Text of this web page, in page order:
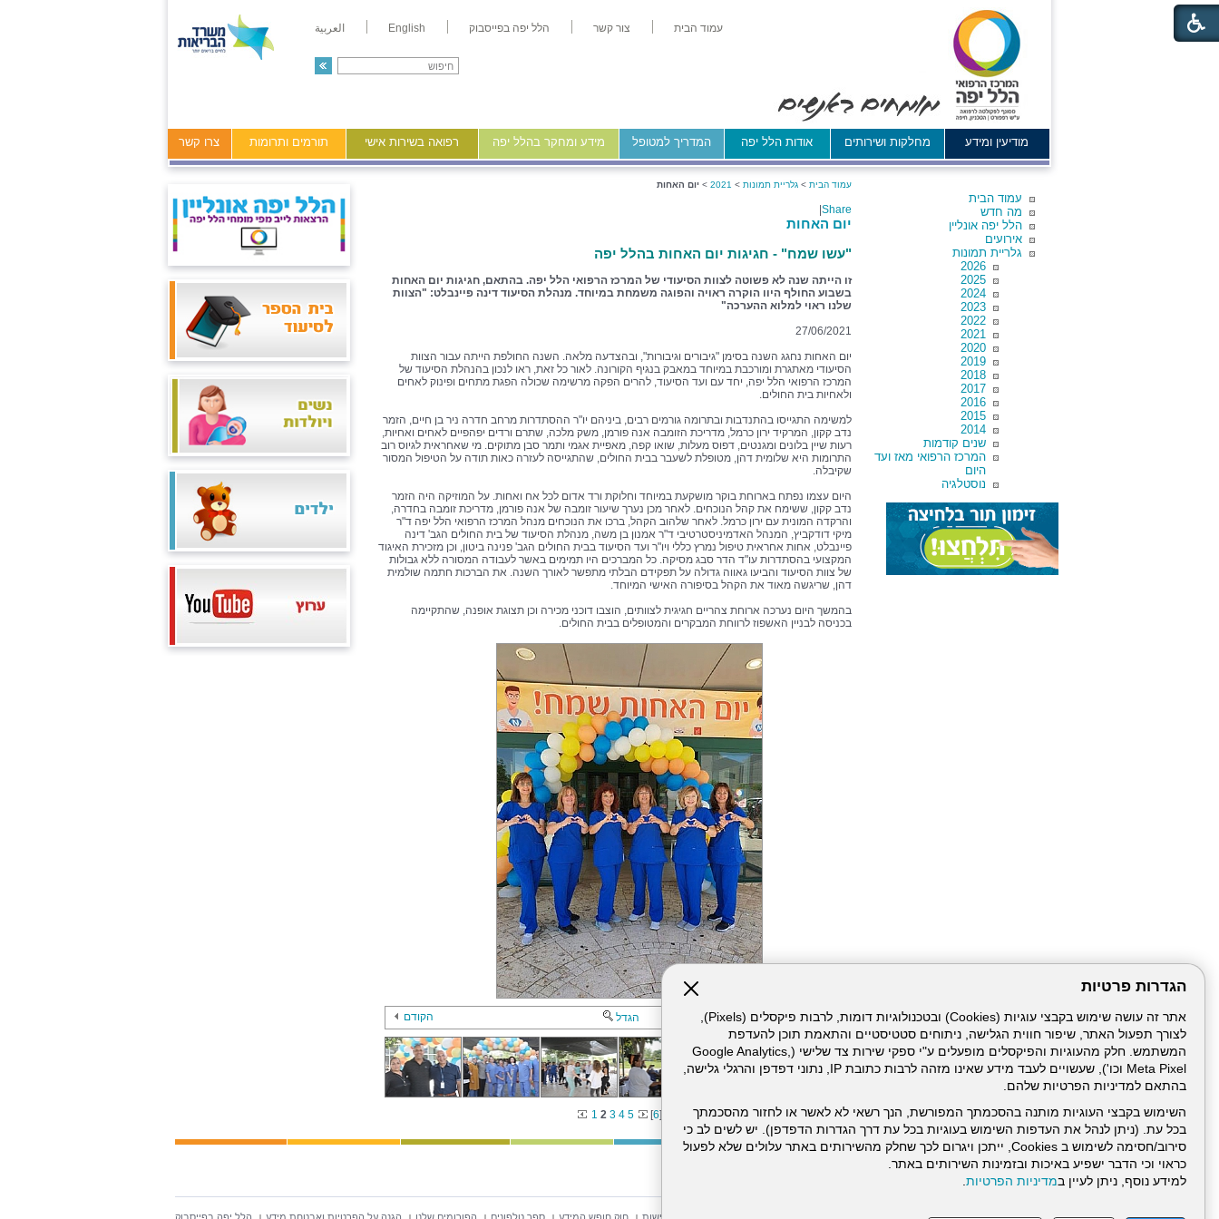
הגדרות פרטיות
אתר זה עושה שימוש בקבצי עוגיות (Cookies) ובטכנולוגיות דומות, לרבות פיקסלים (Pixels),
לצורך תפעול האתר, שיפור חווית הגלישה, ניתוחים סטטיסטיים והתאמת תוכן להעדפת
המשתמש. חלק מהעוגיות והפיקסלים מופעלים ע"י ספקי שירות צד שלישי (Google Analytics,
Meta Pixel וכו'), שעשויים לעבד מידע שאינו מזהה לרבות כתובת IP, נתוני דפדפן והרגלי גלישה,
בהתאם למדיניות הפרטיות שלהם.
השימוש בקבצי העוגיות מותנה בהסכמתך המפורשת, הנך רשאי לא לאשר או לחזור מהסכמתך
בכל עת. (ניתן לנהל את העדפות השימוש בעוגיות בכל עת דרך הגדרות הדפדפן). יש לשים לב כי
סירוב/חסימה לשימוש ב Cookies, ייתכן ויגרום לכך שחלק מהשירותים באתר עלולים שלא לפעול
כראוי וכי הדבר ישפיע באיכות ובזמינות השירותים באתר.
למידע נוסף, ניתן לעיין במדיניות הפרטיות.
עמוד הבית צור קשר הלל יפה בפייסבוק English العربية
מודיעין ומידע מחלקות ושירותים אודות הלל יפה המדריך למטופל מידע ומחקר בהלל יפה רפואה בשירות אישי תורמים ותרומות צרו קשר
עמוד הבית
מה חדש
הלל יפה אונליין
אירועים
גלריית תמונות
2026
2025
2024
2023
2022
2021
2020
2019
2018
2017
2016
2015
2014
שנים קודמות
המרכז הרפואי מאז ועד
היום
נוסטלגיה
עמוד הבית > גלריית תמונות >
2021
> יום האחות
Share
יום האחות
"עשו שמח" - חגיגות יום האחות בהלל יפה
זו הייתה שנה לא פשוטה לצוות הסיעודי של המרכז הרפואי הלל יפה. בהתאם, חגיגות יום האחות
בשבוע החולף היוו הוקרה ראויה והפוגה משמחת במיוחד. מנהלת הסיעוד דינה פיינבלט: "הצוות
שלנו ראוי למלוא ההערכה"
27/06/2021
יום האחות נחגג השנה בסימן "גיבורים וגיבורות", ובהצדעה מלאה. השנה החולפת הייתה עבור הצוות
הסיעודי מאתגרת ומורכבת במיוחד במאבק בנגיף הקורונה. לאור כל זאת, ראו לנכון בהנהלת הסיעוד של
המרכז הרפואי הלל יפה, יחד עם ועד הסיעוד, להרים הפקה מרשימה שכולה הפגת מתחים ופינוק לאחים
ולאחיות בית החולים.
למשימה התגייסו בהתנדבות ובתרומה גורמים רבים, ביניהם יו"ר ההסתדרות מרחב חדרה ניר בן חיים, הזמר
נדב קקון, המרקיד ירון כרמל, מדריכת הזומבה אנה פורמן, משק מלכה, שתרם ורדים יפהפיים לאחים ואחיות,
רעות שיין בלונים ומגנטים, דפוס מעלות, שואו קפה, מאפיית אגמי ותמר סבן מתוקים. מי שאחראית לגיוס רוב
התרומות היא שלומית דהן, מטופלת לשעבר בבית החולים, שהתגייסה לעזרה כאות תודה על הטיפול המסור
שקיבלה.
היום עצמו נפתח בארוחת בוקר מושקעת במיוחד וחלוקת ורד אדום לכל אח ואחות. על המוזיקה היה הזמר
נדב קקון, ששימח את קהל הנוכחים. לאחר מכן נערך שיעור זומבה של אנה פורמן, מדריכת זומבה בחדרה,
והרקדה המונית עם ירון כרמל. לאחר שלהוב הקהל, ברכו את הנוכחים מנהל המרכז הרפואי הלל יפה ד"ר
מיקי דודקביץ, המנהל האדמיניסטרטיבי ד"ר אמנון בן משה, מנהלת הסיעוד של בית החולים הגב' דינה
פיינבלט, אחות אחראית טיפול נמרץ כללי ויו"ר ועד הסיעוד בבית החולים הגב' פנינה ביטון, וכן מזכירת האיגוד
המקצועי בהסתדרות עו"ד הדר סבג מסיקה. כל המברכים היו תמימים באשר לעבודה המסורה ללא גבולות
של צוות הסיעוד והביעו גאווה גדולה על תפקידם הבלתי מתפשר לאורך השנה. את הברכות חתמה שולמית
דהן, שריגשה מאוד את הקהל בסיפורה האישי המיוחד.
בהמשך היום נערכה ארוחת צהריים חגיגית לצוותים, הוצבו דוכני מכירה וכן תצוגת אופנה, שהתקיימה
בכניסה לבניין האשפוז לרווחת המבקרים והמטופלים בבית החולים.
הקודם הגדל הבא
1 2 3 4 5 [6]
דרונט